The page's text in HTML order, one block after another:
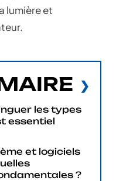
lumière et
les types
essentiel
et logiciels
?